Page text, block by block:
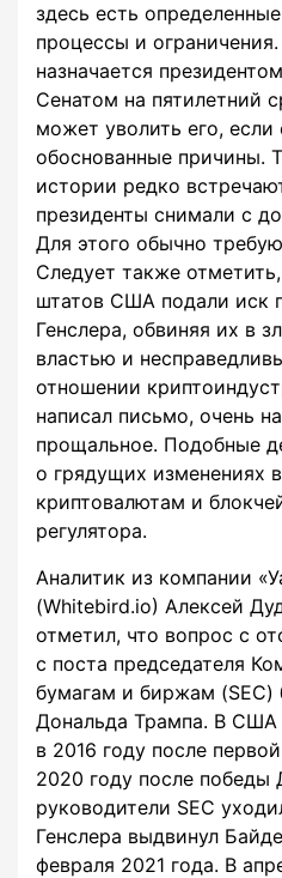
здесь есть
процессы и ограничения.
назначается
Сенатом на пятилетний
может уволить его, если
обоснованные причины.
истории редко
президенты снимали с
Для этого обычно
Следует также
штатов США подали иск
Генслера, обвиняя их в
властью и
отношении
написал письмо, очень
прощальное. Подобные
о грядущих изменениях
криптовалютам и
регулятора.
Аналитик из компании
(Whitebird.io) Алексей
отметил, что вопрос с
с поста председателя
бумагам и биржам
Дональда Трампа. В США
в 2016 году после
2020 году после
руководители SEC
Генслера выдвинул
февраля 2021 года. В